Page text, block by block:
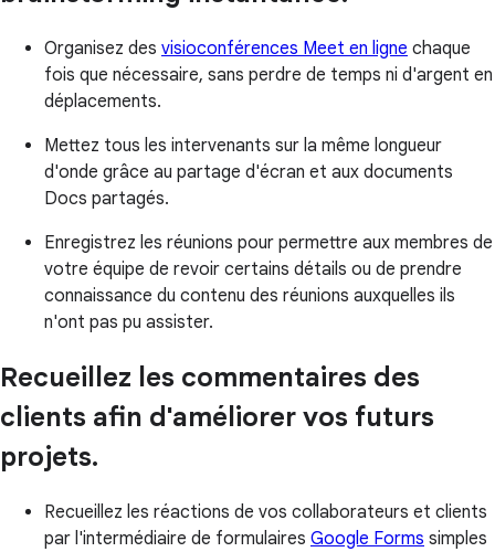
Organisez des visioconférences Meet en ligne chaque
fois que nécessaire, sans perdre de temps ni d'argent en
déplacements.
Mettez tous les intervenants sur la même longueur
d'onde grâce au partage d'écran et aux documents
Docs partagés.
Enregistrez les réunions pour permettre aux membres de
votre équipe de revoir certains détails ou de prendre
connaissance du contenu des réunions auxquelles ils
n'ont pas pu assister.
Recueillez les commentaires des
clients afin d'améliorer vos futurs
projets.
Recueillez les réactions de vos collaborateurs et clients
par l'intermédiaire de formulaires Google Forms simples